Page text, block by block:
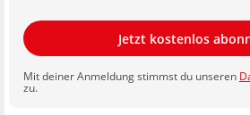
Jetzt kostenlos
Mit deiner Anmeldung stimmst du unseren
zu.